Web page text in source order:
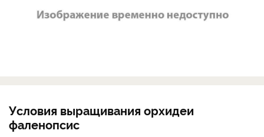
Условия выращивания орхидеи
фаленопсис